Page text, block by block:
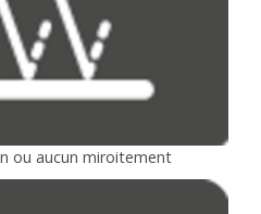
ou aucun miroitement